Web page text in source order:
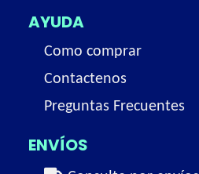
AYUDA
Como comprar
Contactenos
Preguntas Frecuentes
ENVÍOS